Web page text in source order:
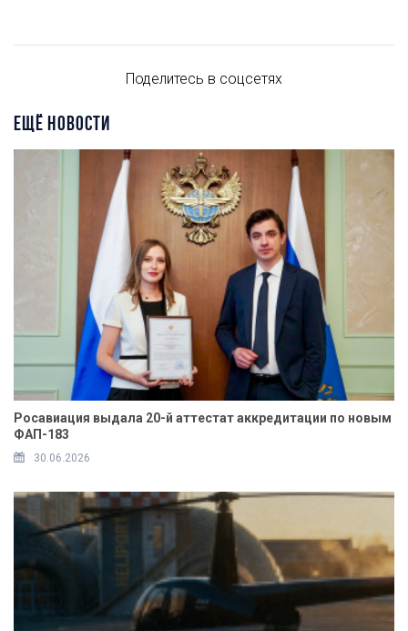
Поделитесь в соцсетях
ЕЩЁ НОВОСТИ
Росавиация выдала 20-й аттестат аккредитации по новым
ФАП-183
30.06.2026